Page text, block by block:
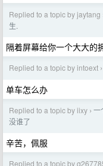
Replied to a topic by jaytang
生.
隔着屏幕给你一个大大的
Replied to a topic by intoext ›
单车怎么办
Replied to a topic by iixy › 一
没谁了
辛苦，佩服
Replied to a topic by